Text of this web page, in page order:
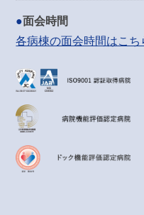
面会時間
各病棟の面会時間はこち